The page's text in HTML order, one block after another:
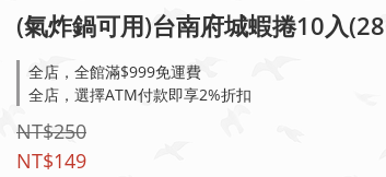
(氣炸鍋可用)台南府城蝦捲10入
全店，全館滿$999免運費
全店，選擇ATM付款即享2%折扣
NT$250
NT$149